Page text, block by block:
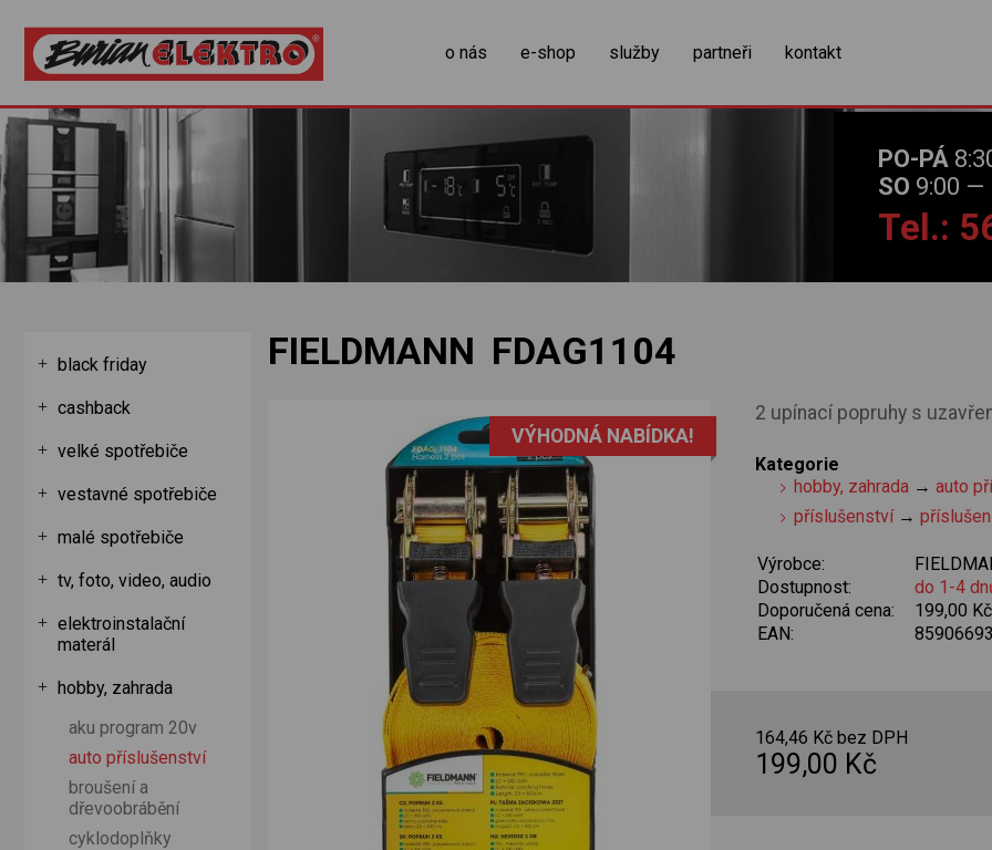
o nás e-shop služby partneři kontakt
zobrazit obsah košíku
PO-PÁ
SO 9:00 —
Tel.:
FIELDMANN FDAG1104
2 upínací popruhy s
Kategorie
hobby, zahrada →auto
příslušenství→
Výrobce:
Dostupnost:
do 1-4
Doporučená cena:
199,00
EAN:
164,46 Kč bez DPH
199,00 Kč
VÝHODNÁ NABÍDKA!
black friday
cashback
velké spotřebiče
vestavné spotřebiče
malé spotřebiče
tv, foto, video, audio
elektroinstalační
materál
hobby, zahrada
aku program 20v
auto příslušenství
broušení a
dřevoobrábění
cyklodoplňky